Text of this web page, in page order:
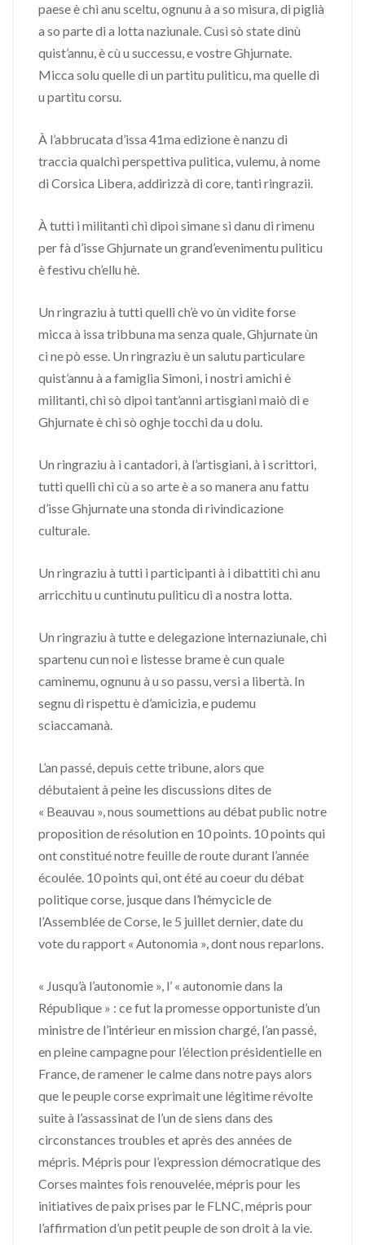
paese è chì anu sceltu, ognunu à a so misura, di piglià
a so parte di a lotta naziunale. Cusì sò state dinù
quist’annu, è cù u successu, e vostre Ghjurnate.
Micca solu quelle di un partitu puliticu, ma quelle di
u partitu corsu.
À l’abbrucata d’issa 41ma edizione è nanzu di
traccia qualchì perspettiva pulitica, vulemu, à nome
di Corsica Libera, addirizzà di core, tanti ringrazii.
À tutti i militanti chì dipoi simane si danu di rimenu
per fà d’isse Ghjurnate un grand’evenimentu puliticu
è festivu ch’ellu hè.
Un ringraziu à tutti quelli ch’è vo ùn vidite forse
micca à issa tribbuna ma senza quale, Ghjurnate ùn
ci ne pò esse. Un ringraziu è un salutu particulare
quist’annu à a famiglia Simoni, i nostri amichi è
militanti, chì sò dipoi tant’anni artisgiani maiò di e
Ghjurnate è chì sò oghje tocchi da u dolu.
Un ringraziu à i cantadori, à l’artisgiani, à i scrittori,
tutti quelli chì cù a so arte è a so manera anu fattu
d’isse Ghjurnate una stonda di rivindicazione
culturale.
Un ringraziu à tutti i participanti à i dibattiti chì anu
arricchitu u cuntinutu puliticu di a nostra lotta.
Un ringraziu à tutte e delegazione internaziunale, chì
spartenu cun noi e listesse brame è cun quale
caminemu, ognunu à u so passu, versi a libertà. In
segnu di rispettu è d’amicizia, e pudemu
sciaccamanà.
L’an passé, depuis cette tribune, alors que
débutaient à peine les discussions dites de
« Beauvau », nous soumettions au débat public notre
proposition de résolution en 10 points. 10 points qui
ont constitué notre feuille de route durant l’année
écoulée. 10 points qui, ont été au coeur du débat
politique corse, jusque dans l’hémycicle de
l’Assemblée de Corse, le 5 juillet dernier, date du
vote du rapport « Autonomia », dont nous reparlons.
« Jusqu’à l’autonomie », l’ « autonomie dans la
République » : ce fut la promesse opportuniste d’un
ministre de l’intérieur en mission chargé, l’an passé,
en pleine campagne pour l’élection présidentielle en
France, de ramener le calme dans notre pays alors
que le peuple corse exprimait une légitime révolte
suite à l’assassinat de l’un de siens dans des
circonstances troubles et après des années de
mépris. Mépris pour l’expression démocratique des
Corses maintes fois renouvelée, mépris pour les
initiatives de paix prises par le FLNC, mépris pour
l’affirmation d’un petit peuple de son droit à la vie.